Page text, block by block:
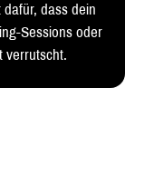
dass dein
Sessions oder
verrutscht.